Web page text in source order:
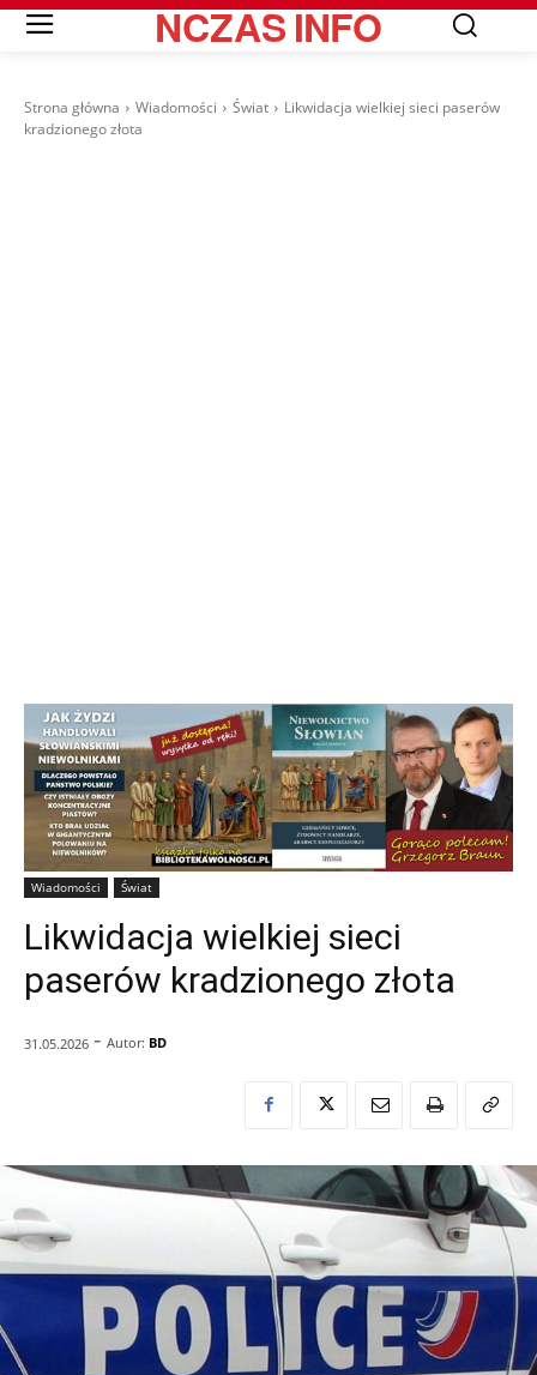
NCZASINFO
Strona główna Wiadomości Świat
Likwidacja wielkiej sieci paserów
kradzionego złota
Wiadomości Świat
Likwidacja wielkiej sieci
paserów kradzionego złota
31.05.2026 - Autor: BD